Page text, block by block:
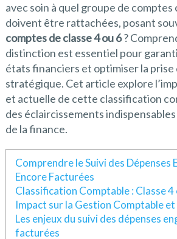
avec soin à quel groupe de comptes
doivent être rattachées, posant
comptes de classe 4 ou 6?
distinction est essentiel pour
états financiers et optimiser la prise
stratégique. Cet article explore
et actuelle de cette classification
des éclaircissements
de la finance.
Comprendre le Suivi des Dépenses
Encore Facturées
Classification Comptable : Classe 4
Impact sur la Gestion Comptable
Les enjeux du suivi des dépenses
facturées